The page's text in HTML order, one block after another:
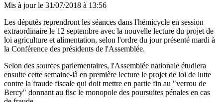
Mis à jour le 31/07/2018 à 13:56
Les députés reprendront les séances dans l'hémicycle en session
extraordinaire le 12 septembre avec la nouvelle lecture du projet de
loi agriculture et alimentation, selon l'ordre du jour présenté mardi à
la Conférence des présidents de l'Assemblée.
Selon des sources parlementaires, l'Assemblée nationale étudiera
ensuite cette semaine-là en première lecture le projet de loi de lutte
contre la fraude fiscale qui doit mettre en partie fin au "verrou de
Bercy" donnant au fisc le monopole des poursuites pénales en cas